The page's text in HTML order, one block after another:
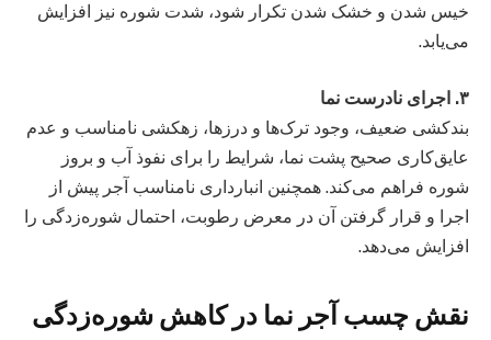
خیس شدن و خشک شدن تکرار شود، شدت شوره نیز افزایش
می‌یابد.
۳. اجرای نادرست نما
بندکشی ضعیف، وجود ترک‌ها و درزها، زهکشی نامناسب و عدم
عایق‌کاری صحیح پشت نما، شرایط را برای نفوذ آب و بروز
شوره فراهم می‌کند. همچنین انبارداری نامناسب آجر پیش از
اجرا و قرار گرفتن آن در معرض رطوبت، احتمال شوره‌زدگی را
افزایش می‌دهد.
نقش چسب آجر نما در کاهش شوره‌زدگی